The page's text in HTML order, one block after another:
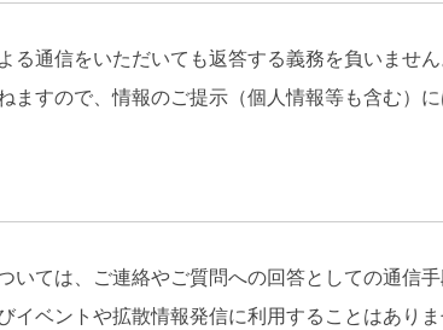
る通信をいただいても返答する義務を負いませ
ますので、情報のご提示（個人情報等も含む）に
いては、ご連絡やご質問への回答としての通信
ベントや拡散情報発信に利用することはありま